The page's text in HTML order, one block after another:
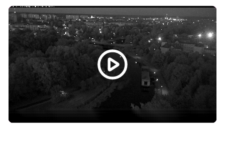
Własnymi ścieżkami
23:00
Informacje
23:15
Rozmowa dnia